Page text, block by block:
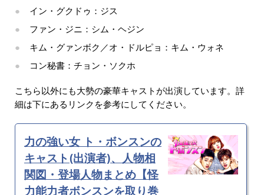
イン・グクドゥ：ジス
ファン・ジニ：シム・ヘジン
キム・グァンボク／オ・ドルピョ：キム・ウォネ
コン秘書：チョン・ソクホ
こちら以外にも大勢の豪華キャストが出演しています。詳
細は下にあるリンクを参考にしてください。